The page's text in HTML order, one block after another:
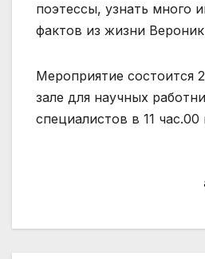
поэтессы, узнать много
фактов из жизни
Мероприятие состоится
зале для научных
специалистов в 11 час.00